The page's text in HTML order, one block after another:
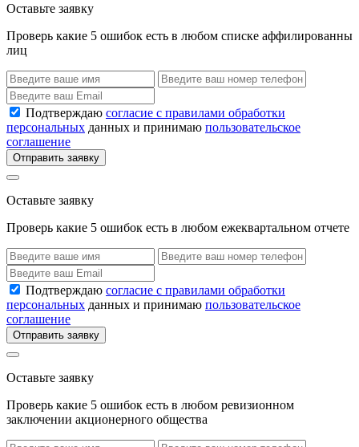
Оставьте заявку
Проверь какие 5 ошибок есть в любом списке аффилированны
лиц
Подтверждаю согласие с правилами обработки
персональных данных и принимаю пользовательское
соглашение
Отправить заявку
Оставьте заявку
Проверь какие 5 ошибок есть в любом ежеквартальном отчете
Подтверждаю согласие с правилами обработки
персональных данных и принимаю пользовательское
соглашение
Отправить заявку
Оставьте заявку
Проверь какие 5 ошибок есть в любом ревизионном
заключении акционерного общества